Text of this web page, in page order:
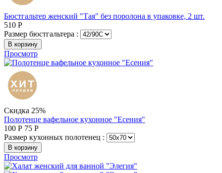
Бюстгальтер женский "Тая" без поролона в упаковке, 2 шт.
510 Р
Размер бюстгальтера :
В корзину
Просмотр
Скидка 25%
Полотенце вафельное кухонное "Есения"
100 Р 75 Р
Размер кухонных полотенец :
В корзину
Просмотр